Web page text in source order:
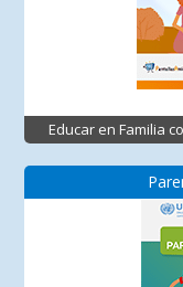
Educar en Familia